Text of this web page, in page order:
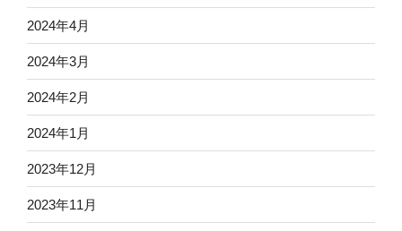
2024年4月
2024年3月
2024年2月
2024年1月
2023年12月
2023年11月